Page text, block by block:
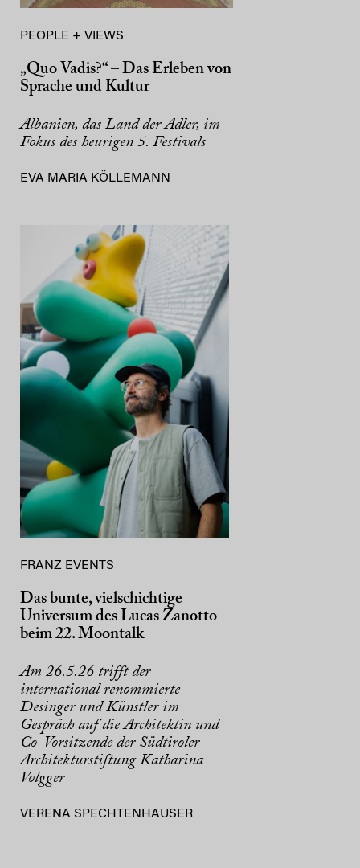
PEOPLE + VIEWS
„Quo Vadis?“ – Das Erleben von
Sprache und Kultur
Albanien, das Land der Adler, im
Fokus des heurigen 5. Festivals
EVA MARIA KÖLLEMANN
FRANZ EVENTS
Das bunte, vielschichtige
Universum des Lucas Zanotto
beim 22. Moontalk
Am 26.5.26 trifft der
international renommierte
Desinger und Künstler im
Gespräch auf die Architektin und
Co-Vorsitzende der Südtiroler
Architekturstiftung Katharina
Volgger
VERENA SPECHTENHAUSER